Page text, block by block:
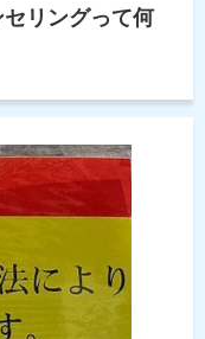
リングって何